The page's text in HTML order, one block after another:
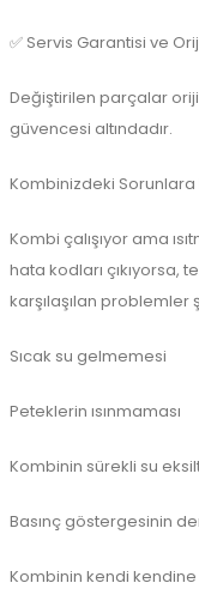
✅ Servis Garantisi ve
Değiştirilen parçalar
güvencesi altındadır.
Kombinizdeki Sorunlara
Kombi çalışıyor ama
hata kodları çıkıyorsa,
karşılaşılan problemler
Sıcak su gelmemesi
Peteklerin ısınmaması
Kombinin sürekli su
Basınç göstergesinin
Kombinin kendi